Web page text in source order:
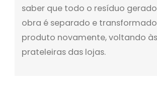
saber que todo o resíduo
obra é separado e
produto novamente, voltando às
prateleiras das lojas.